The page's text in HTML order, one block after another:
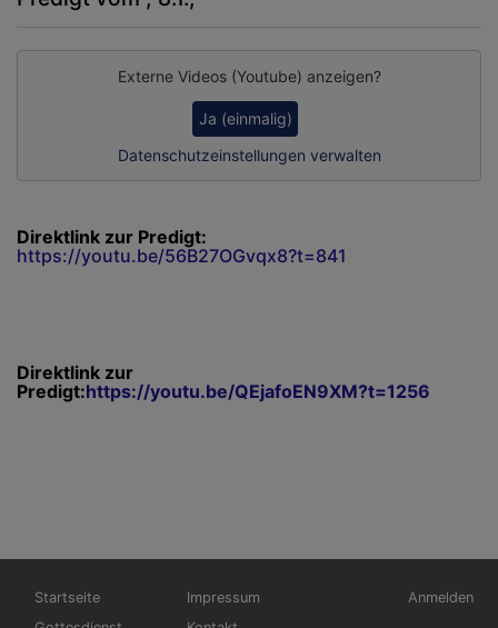
Externe Videos (Youtube) anzeigen?
Ja (einmalig)
Datenschutzeinstellungen verwalten
Direktlink zur Predigt:
https://youtu.be/56B27OGvqx8?t=841
Direktlink zur
Predigt:https://youtu.be/QEjafoEN9XM?t=1256
Hauptnavigation
Startseite
Fußbereichsmenü
Impressum
Anmelden